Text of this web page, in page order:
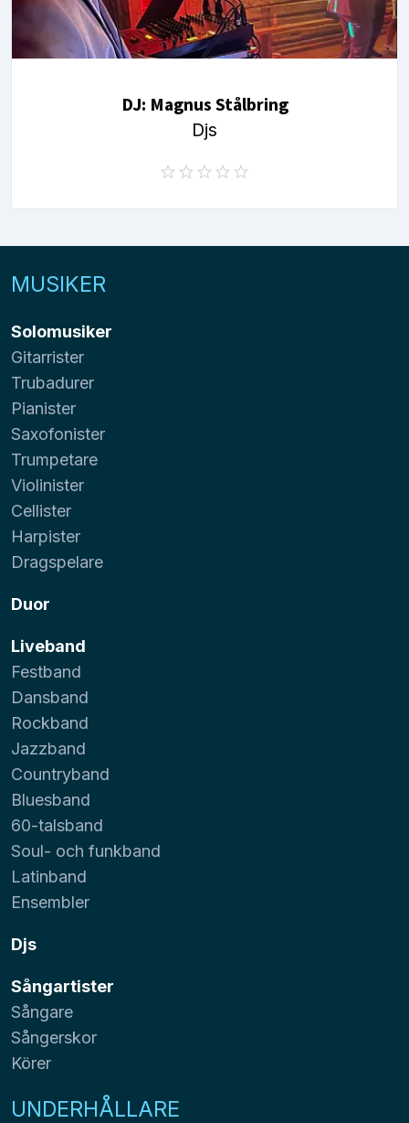
DJ: Magnus Stålbring
Djs
MUSIKER
Solomusiker
Gitarrister
Trubadurer
Pianister
Saxofonister
Trumpetare
Violinister
Cellister
Harpister
Dragspelare
Duor
Liveband
Festband
Dansband
Rockband
Jazzband
Countryband
Bluesband
60-talsband
Soul- och funkband
Latinband
Ensembler
Djs
Sångartister
Sångare
Sångerskor
Körer
UNDERHÅLLARE